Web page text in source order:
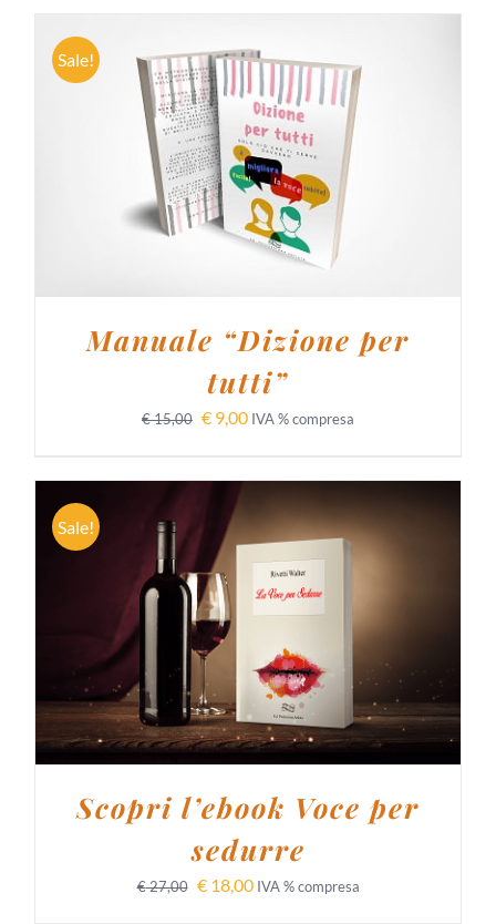
Sale!
AGGIUNGI AL CARRELLO / DETTAGLI
Manuale “Dizione per
tutti”
€15,00 € 9,00 IVA % compresa
Sale!
AGGIUNGI AL CARRELLO DETTAGLI
Scopri l’ebook Voce per
sedurre
€27,00 €18,00 IVA % compresa